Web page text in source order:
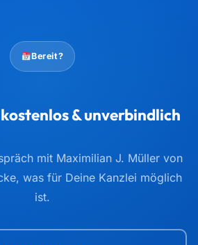
Bereit?
& unverbindlich
mit Maximilian J. Müller von
was für Deine Kanzlei möglich
ist.